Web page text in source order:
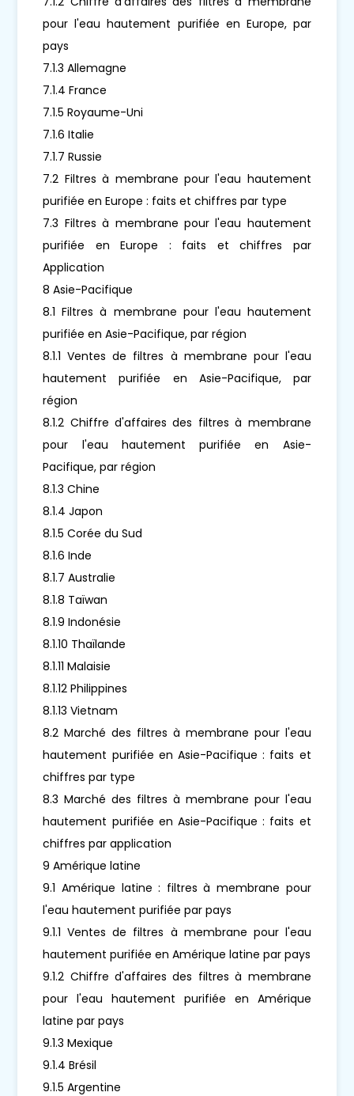
pour l'eau hautement purifiée en Europe, par
pays
7.1.3 Allemagne
7.1.4 France
7.1.5 Royaume-Uni
7.1.6 Italie
7.1.7 Russie
7.2 Filtres à membrane pour l'eau hautement
purifiée en Europe : faits et chiffres par type
7.3 Filtres à membrane pour l'eau hautement
purifiée en Europe : faits et chiffres par
Application
8 Asie-Pacifique
8.1 Filtres à membrane pour l'eau hautement
purifiée en Asie-Pacifique, par région
8.1.1 Ventes de filtres à membrane pour l'eau
hautement purifiée en Asie-Pacifique, par
région
8.1.2 Chiffre d'affaires des filtres à membrane
pour l'eau hautement purifiée en Asie-
Pacifique, par région
8.1.3 Chine
8.1.4 Japon
8.1.5 Corée du Sud
8.1.6 Inde
8.1.7 Australie
8.1.8 Taïwan
8.1.9 Indonésie
8.1.10 Thaïlande
8.1.11 Malaisie
8.1.12 Philippines
8.1.13 Vietnam
8.2 Marché des filtres à membrane pour l'eau
hautement purifiée en Asie-Pacifique : faits et
chiffres par type
8.3 Marché des filtres à membrane pour l'eau
hautement purifiée en Asie-Pacifique : faits et
chiffres par application
9 Amérique latine
9.1 Amérique latine : filtres à membrane pour
l'eau hautement purifiée par pays
9.1.1 Ventes de filtres à membrane pour l'eau
hautement purifiée en Amérique latine par pays
9.1.2 Chiffre d'affaires des filtres à membrane
pour l'eau hautement purifiée en Amérique
latine par pays
9.1.3 Mexique
9.1.4 Brésil
9.1.5 Argentine